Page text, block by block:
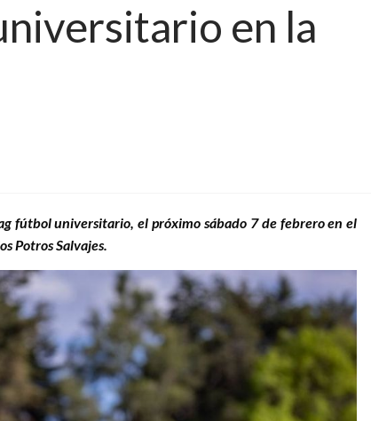
en la
fútbol universitario, el próximo sábado 7 de febrero en el
Potros Salvajes.